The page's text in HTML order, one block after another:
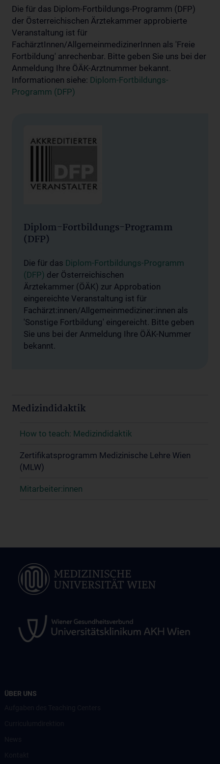
Die für das Diplom-Fortbildungs-Programm (DFP)
der Österreichischen Ärztekammer approbierte
Veranstaltung ist für
FachärztInnen/AllgemeinmedizinerInnen als 'Freie
Fortbildung' anrechenbar. Bitte geben Sie uns bei der
Anmeldung Ihre ÖÄK-Arztnummer bekannt.
Informationen siehe: Diplom-Fortbildungs-
Programm (DFP)
Diplom-Fortbildungs-Programm
(DFP)
Die für das Diplom-Fortbildungs-Programm
(DFP) der Österreichischen
Ärztekammer (ÖÄK) zur Approbation
eingereichte Veranstaltung ist für
Fachärzt:innen/Allgemeinmediziner:innen als
'Sonstige Fortbildung' eingereicht. Bitte geben
Sie uns bei der Anmeldung Ihre ÖÄK-Nummer
bekannt.
Medizindidaktik
How to teach: Medizindidaktik
Zertifikatsprogramm Medizinische Lehre Wien
(MLW)
Mitarbeiter:innen
ÜBER UNS